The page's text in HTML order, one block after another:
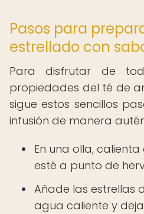
Pasos para
estrellado con
Para disfrutar de
propiedades del té de
sigue estos sencillos
infusión de manera
En una olla,
esté a punto de
Añade las estrellas
agua caliente y